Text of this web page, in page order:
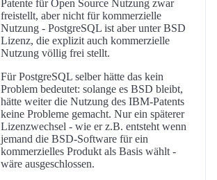
Patente für Open Source Nutzung zwar
freistellt, aber nicht für kommerzielle
Nutzung - PostgreSQL ist aber unter BSD
Lizenz, die explizit auch kommerzielle
Nutzung völlig frei stellt.
Für PostgreSQL selber hätte das kein
Problem bedeutet: solange es BSD bleibt,
hätte weiter die Nutzung des IBM-Patents
keine Probleme gemacht. Nur ein späterer
Lizenzwechsel - wie er z.B. entsteht wenn
jemand die BSD-Software für ein
kommerzielles Produkt als Basis wählt -
wäre ausgeschlossen.